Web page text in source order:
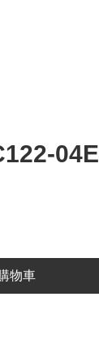
04E
物車